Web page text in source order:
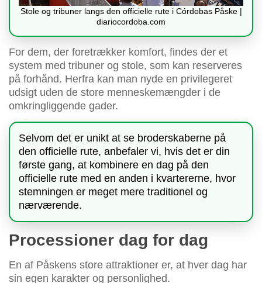
Stole og tribuner langs den officielle rute i Córdobas Påske |
diariocordoba.com
For dem, der foretrækker komfort, findes der et
system med tribuner og stole, som kan reserveres
på forhånd. Herfra kan man nyde en privilegeret
udsigt uden de store menneskemængder i de
omkringliggende gader.
Selvom det er unikt at se broderskaberne på
den officielle rute, anbefaler vi, hvis det er din
første gang, at kombinere en dag på den
officielle rute med en anden i kvartererne, hvor
stemningen er meget mere traditionel og
nærværende.
Processioner dag for dag
En af Påskens store attraktioner er, at hver dag har
sin egen karakter og personlighed.